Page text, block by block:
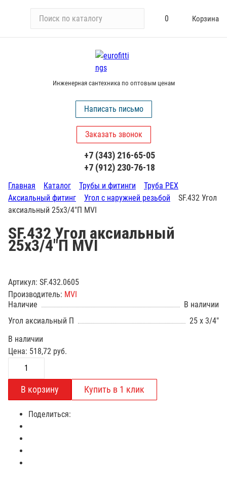
и
у
0 Корзина
Инженерная сантехника по оптовым ценам
Написать письмо
Заказать звонок
+7 (343) 216-65-05
+7 (912) 230-76-18
Главная Каталог Трубы и фитинги
Труба PEX
Аксиальный фитинг
Угол с наружней резьбой
SF.432 Угол
аксиальный 25х3/4"П MVI
SF.432 Угол аксиальный
25х3/4"П MVI
Артикул: SF.432.0605
Производитель: MVI
Наличие
В наличии
Угол аксиальный П
25 x 3/4"
В наличии
Цена: 518,72 руб.
Поделиться: